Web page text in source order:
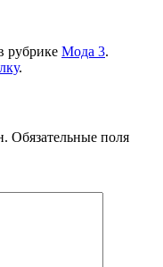
рубрике Мода 3.
.
Обязательные поля